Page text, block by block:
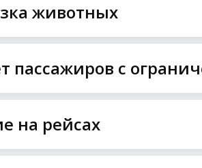
животных
пассажиров с
на рейсах